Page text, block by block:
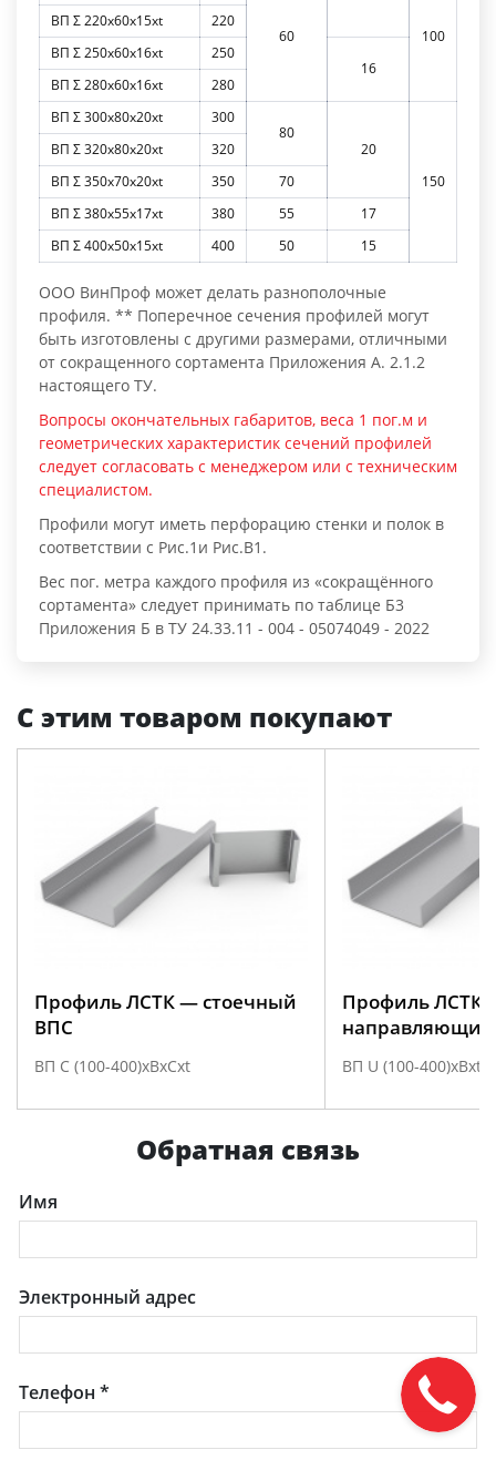
60 100
ВП Σ 220x60x15xt
220
ВП Σ 250x60x16xt
250
16
ВП Σ 280x60x16xt
280
ВП Σ 300x80x20xt
300
80
20
150
ВП Σ 320x80x20xt
320
ВП Σ 350x70x20xt
350
70
ВП Σ 380x55x17xt
380 55
17
ВП Σ 400x50x15xt
400 50 15
ООО ВинПроф может делать разнополочные
профиля. ** Поперечное сечения профилей могут
быть изготовлены с другими размерами, отличными
от сокращенного сортамента Приложения А. 2.1.2
настоящего ТУ.
Вопросы окончательных габаритов, веса 1 пог.м и
геометрических характеристик сечений профилей
следует согласовать с менеджером или с техническим
специалистом.
Профили могут иметь перфорацию стенки и полок в
соответствии с Рис.1и Рис.В1.
Вес пог. метра каждого профиля из «сокращённого
сортамента» следует принимать по таблице Б3
Приложения Б в ТУ 24.33.11 - 004 - 05074049 - 2022
С этим товаром покупают
Профиль ЛСТК — стоечный
ВПС
ВП С (100-400)хBхCхt
Профиль ЛСТК
ВП U (100-400)хВхt
Обратная связь
Имя
Электронный адрес
Телефон*